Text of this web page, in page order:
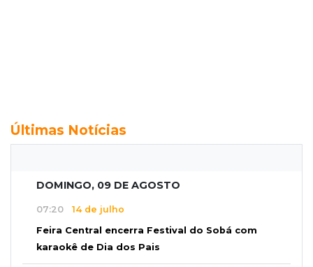
Últimas Notícias
DOMINGO, 09 DE AGOSTO
07:20 14 de julho
Feira Central encerra Festival do Sobá com
karaokê de Dia dos Pais